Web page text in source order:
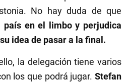
No hay duda de que
país en el limbo y perjudica
idea de pasar a la final.
la delegación tiene varios
los que podrá jugar. Stefan